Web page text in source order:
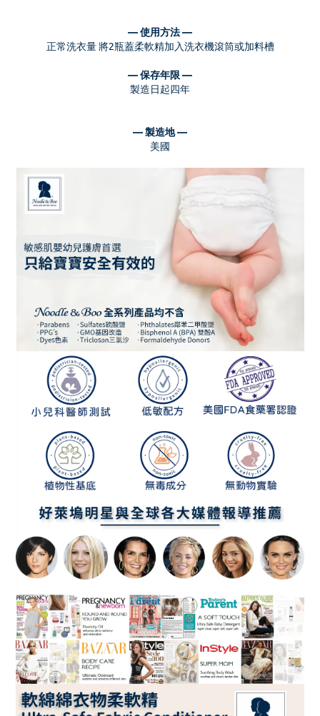
— 使用方法 —
正常洗衣量 將2瓶蓋柔軟精加入洗衣機滾筒或加料槽
— 保存年限 —
製造日起四年
— 製造地 —
美國